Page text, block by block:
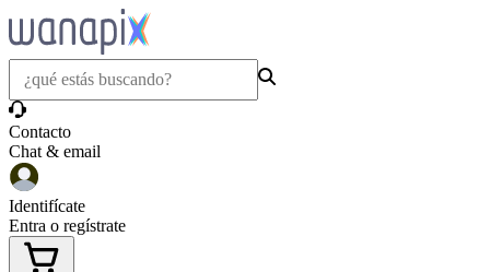
Contacto
Chat & email
Identifícate
Entra o regístrate